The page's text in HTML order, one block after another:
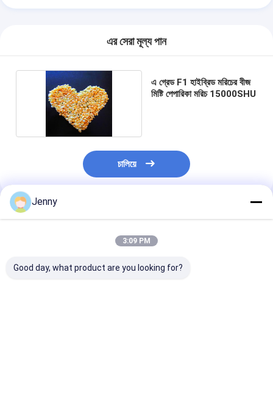
এর সেরা মূল্য পান
এ গ্রেড F1 হাইব্রিড মরিচের বীজ
মিষ্টি পেপারিকা মরিচ 15000SHU
চালিয়ে
প্রস্তাবিত পণ্য
Jenny
3:09 PM
Good day, what product are you looking for?